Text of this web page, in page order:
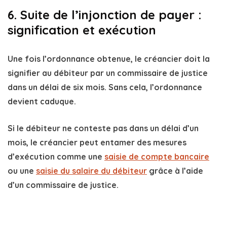
6. Suite de l’injonction de payer :
signification et exécution
Une fois l’ordonnance obtenue, le créancier doit la
signifier au débiteur par un commissaire de justice
dans un délai de six mois. Sans cela, l’ordonnance
devient caduque.
Si le débiteur ne conteste pas dans un délai d’un
mois, le créancier peut entamer des mesures
d’exécution comme une saisie de compte bancaire
ou une saisie du salaire du débiteur grâce à l’aide
d’un commissaire de justice.